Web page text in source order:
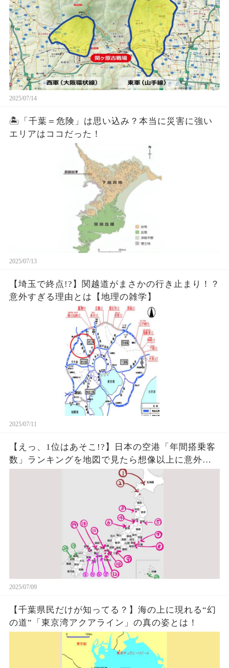
2025/07/14
🏝「千葉＝危険」は思い込み？本当に災害に強い
エリアはココだった！
2025/07/13
【埼玉で終点!?】関越道がまさかの行き止まり！？
意外すぎる理由とは【地理の雑学】
2025/07/11
【えっ、1位はあそこ!?】日本の空港「年間搭乗客
数」ランキングを地図で見たら想像以上に意外だ
2025/07/09
【千葉県民だけが知ってる？】海の上に現れる“幻
の道”「東京湾アクアライン」の真の姿とは！